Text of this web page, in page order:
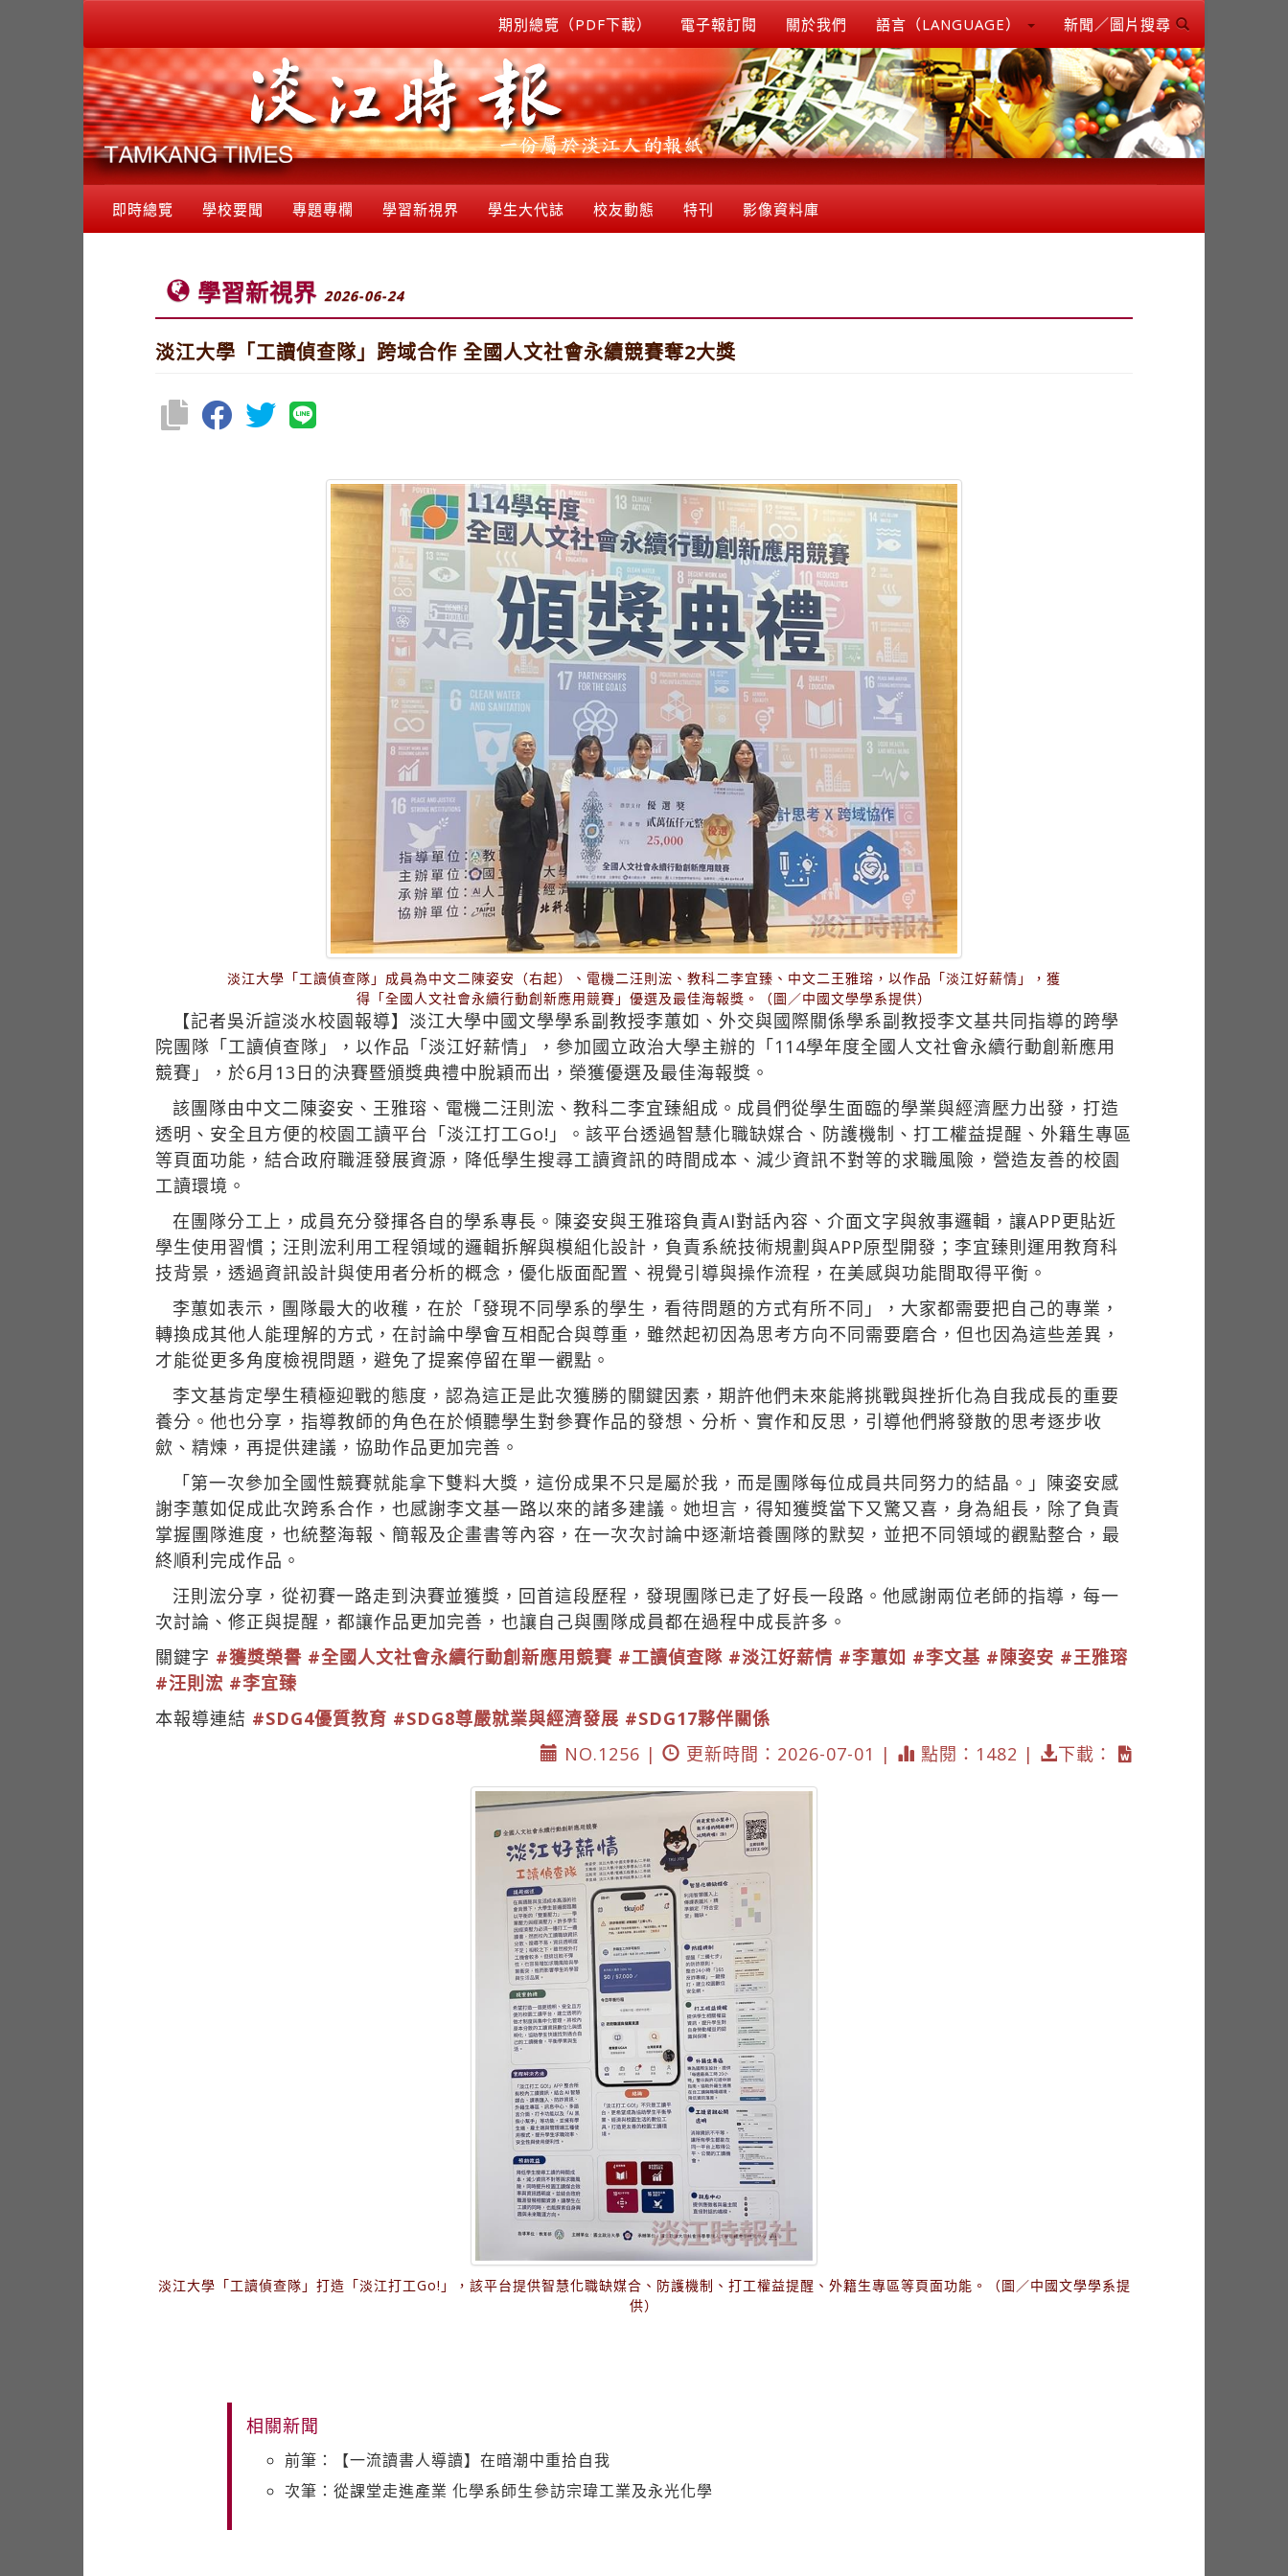
期別總覽（PDF下載） 電子報訂閱 關於我們 語言（LANGUAGE） 新聞／圖片搜尋
即時總覽 學校要聞 專題專欄 學習新視界 學生大代誌 校友動態 特刊 影像資料庫
學習新視界 2026-06-24
淡江大學「工讀偵查隊」跨域合作 全國人文社會永續競賽奪2大獎
淡江大學「工讀偵查隊」成員為中文二陳姿安（右起）、電機二汪則浤、教科二李宜臻、中文二王雅瑢，以作品「淡江好薪情」，獲
得「全國人文社會永續行動創新應用競賽」優選及最佳海報獎。（圖／中國文學學系提供）
【記者吳沂諠淡水校園報導】淡江大學中國文學學系副教授李蕙如、外交與國際關係學系副教授李文基共同指導的跨學
院團隊「工讀偵查隊」，以作品「淡江好薪情」，參加國立政治大學主辦的「114學年度全國人文社會永續行動創新應用
競賽」，於6月13日的決賽暨頒獎典禮中脫穎而出，榮獲優選及最佳海報獎。
該團隊由中文二陳姿安、王雅瑢、電機二汪則浤、教科二李宜臻組成。成員們從學生面臨的學業與經濟壓力出發，打造
透明、安全且方便的校園工讀平台「淡江打工Go!」。該平台透過智慧化職缺媒合、防護機制、打工權益提醒、外籍生專區
等頁面功能，結合政府職涯發展資源，降低學生搜尋工讀資訊的時間成本、減少資訊不對等的求職風險，營造友善的校園
工讀環境。
在團隊分工上，成員充分發揮各自的學系專長。陳姿安與王雅瑢負責AI對話內容、介面文字與敘事邏輯，讓APP更貼近
學生使用習慣；汪則浤利用工程領域的邏輯拆解與模組化設計，負責系統技術規劃與APP原型開發；李宜臻則運用教育科
技背景，透過資訊設計與使用者分析的概念，優化版面配置、視覺引導與操作流程，在美感與功能間取得平衡。
李蕙如表示，團隊最大的收穫，在於「發現不同學系的學生，看待問題的方式有所不同」，大家都需要把自己的專業，
轉換成其他人能理解的方式，在討論中學會互相配合與尊重，雖然起初因為思考方向不同需要磨合，但也因為這些差異，
才能從更多角度檢視問題，避免了提案停留在單一觀點。
李文基肯定學生積極迎戰的態度，認為這正是此次獲勝的關鍵因素，期許他們未來能將挑戰與挫折化為自我成長的重要
養分。他也分享，指導教師的角色在於傾聽學生對參賽作品的發想、分析、實作和反思，引導他們將發散的思考逐步收
歛、精煉，再提供建議，協助作品更加完善。
「第一次參加全國性競賽就能拿下雙料大獎，這份成果不只是屬於我，而是團隊每位成員共同努力的結晶。」陳姿安感
謝李蕙如促成此次跨系合作，也感謝李文基一路以來的諸多建議。她坦言，得知獲獎當下又驚又喜，身為組長，除了負責
掌握團隊進度，也統整海報、簡報及企畫書等內容，在一次次討論中逐漸培養團隊的默契，並把不同領域的觀點整合，最
終順利完成作品。
汪則浤分享，從初賽一路走到決賽並獲獎，回首這段歷程，發現團隊已走了好長一段路。他感謝兩位老師的指導，每一
次討論、修正與提醒，都讓作品更加完善，也讓自己與團隊成員都在過程中成長許多。
關鍵字 #獲獎榮譽 #全國人文社會永續行動創新應用競賽 #工讀偵查隊 #淡江好薪情 #李蕙如 #李文基 #陳姿安 #王雅瑢
#汪則浤 #李宜臻
本報導連結 #SDG4優質教育 #SDG8尊嚴就業與經濟發展 #SDG17夥伴關係
NO.1256 |
更新時間：2026-07-01 | 點閱：1482 | 下載：
淡江大學「工讀偵查隊」打造「淡江打工Go!」，該平台提供智慧化職缺媒合、防護機制、打工權益提醒、外籍生專區等頁面功能。（圖／中國文學學系提
供）
相關新聞
前筆：【一流讀書人導讀】在暗潮中重拾自我
次筆：從課堂走進產業 化學系師生參訪宗瑋工業及永光化學